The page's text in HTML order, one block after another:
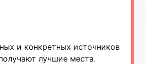
и конкретных источников
лучшие места.